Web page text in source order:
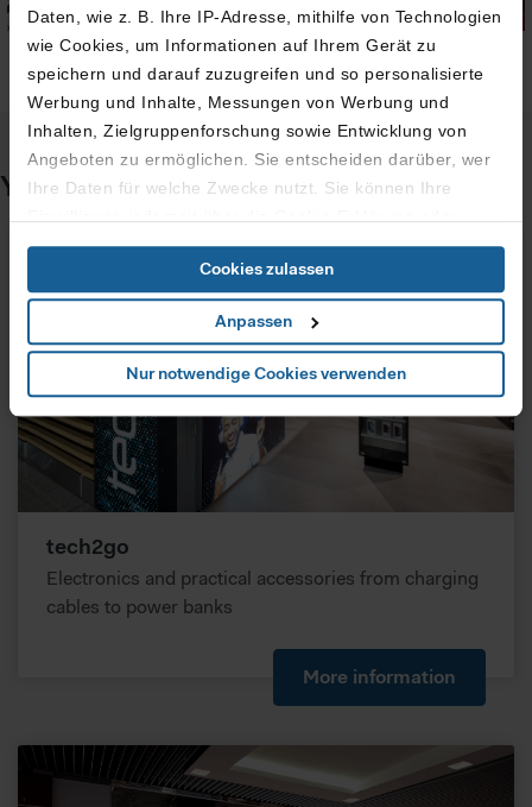
Daten, wie z. B. Ihre IP-Adresse, mithilfe von Technologien
wie Cookies, um Informationen auf Ihrem Gerät zu
speichern und darauf zuzugreifen und so personalisierte
Werbung und Inhalte, Messungen von Werbung und
Inhalten, Zielgruppenforschung sowie Entwicklung von
Angeboten zu ermöglichen. Sie entscheiden darüber, wer
Ihre Daten für welche Zwecke nutzt. Sie können Ihre
Einwilligung jederzeit über die Cookie-Erklärung oder
durch Klicken auf das Privacy Trigger Symbol ändern oder
Wenn Sie es erlauben, würden wir auch gerne:
Informationen über Ihre geografische Lage erfassen,
welche bis auf einige Meter genau sein können
Ihr Gerät durch aktives Scannen nach bestimmten
Merkmalen (Fingerprinting) identifizieren
Erfahren Sie mehr darüber, wie Ihre persönlichen Daten
verarbeitet werden, und legen Sie Ihre Präferenzen im
Abschnitt Details
Zur fortlaufenden Analyse des Nutzerverhaltens und zur
Optimierung der Inhalte sowie des Marketingangebots,
vollem Funktionsumfang nutzen möchten, akzeptieren Sie
Gewährleistung von Grundfunktionen der Website benötigt
werden. Weitere Infos finden Sie in unserer
Datenschutzerklärung.
Cookies zulassen
Anpassen
Nur notwendige Cookies verwenden
You might also be interested in
tech2go
Electronics and practical accessories from charging
cables to power banks
More information